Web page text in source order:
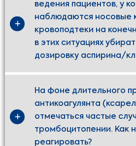
ведения пациентов, у
наблюдаются носовые
кровоподтеки на
в этих ситуациях
дозировку аспирина/
На фоне длительного
антикоагулянта
отмечаться частые
тромбоцитопении. Как
реагировать?